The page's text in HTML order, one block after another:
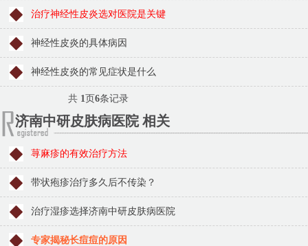
治疗神经性皮炎选对医院是关键
神经性皮炎的具体病因
神经性皮炎的常见症状是什么
共 1页6条记录
济南中研皮肤病医院 相关
荨麻疹的有效治疗方法
带状疱疹治疗多久后不传染？
治疗湿疹选择济南中研皮肤病医院
专家揭秘长痘痘的原因